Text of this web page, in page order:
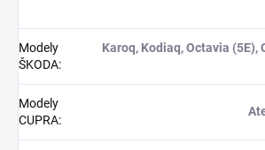
Modely
ŠKODA:
Karoq, Kodiaq, Octavia (5E),
Modely
CUPRA: